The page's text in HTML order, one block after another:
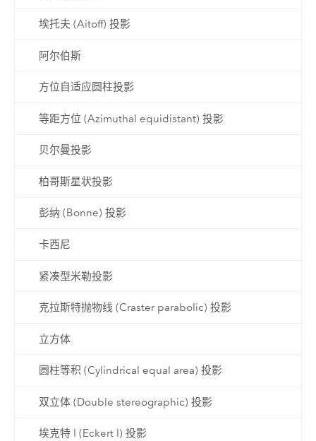
埃托夫 (Aitoff) 投影
阿尔伯斯
方位自适应圆柱投影
等距方位 (Azimuthal equidistant) 投影
贝尔曼投影
柏哥斯星状投影
彭纳 (Bonne) 投影
卡西尼
紧凑型米勒投影
克拉斯特抛物线 (Craster parabolic) 投影
立方体
圆柱等积 (Cylindrical equal area) 投影
双立体 (Double stereographic) 投影
埃克特 I (Eckert I) 投影